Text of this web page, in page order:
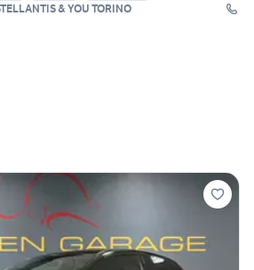
& YOU TORINO